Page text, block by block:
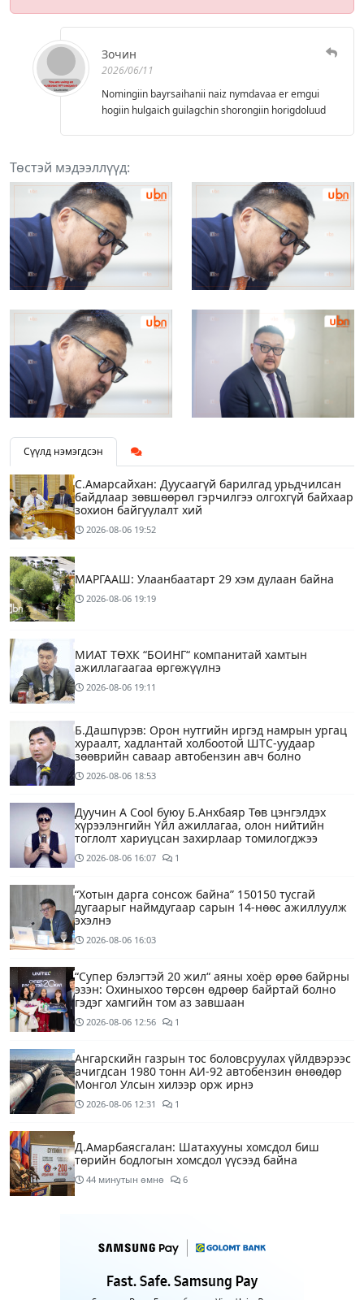
Зочин
2026/06/11
Nomingiin bayrsaihanii naiz nymdavaa er emgui
hogiin hulgaich guilagchin shorongiin horigdoluud
Төстэй мэдээллүүд:
Сүүлд нэмэгдсэн
С.Амарсайхан: Дуусаагүй барилгад урьдчилсан
байдлаар зөвшөөрөл гэрчилгээ олгохгүй байхаар
зохион байгуулалт хий
2026-08-06 19:52
МАРГААШ: Улаанбаатарт 29 хэм дулаан байна
2026-08-06 19:19
МИАТ ТӨХК “БОИНГ“ компанитай хамтын
ажиллагаагаа өргөжүүлнэ
2026-08-06 19:11
Б.Дашпүрэв: Орон нутгийн иргэд намрын ургац
хураалт, хадлантай холбоотой ШТС-уудаар
зөөврийн саваар автобензин авч болно
2026-08-06 18:53
Дуучин A Cool буюу Б.Анхбаяр Төв цэнгэлдэх
хүрээлэнгийн Үйл ажиллагаа, олон нийтийн
тоглолт хариуцсан захирлаар томилогджээ
2026-08-06 16:07 1
“Хотын дарга сонсож байна” 150150 тусгай
дугаарыг наймдугаар сарын 14-нөөс ажиллуулж
эхэлнэ
2026-08-06 16:03
“Супер бэлэгтэй 20 жил“ аяны хоёр өрөө байрны
эзэн: Охиныхоо төрсөн өдрөөр байртай болно
гэдэг хамгийн том аз завшаан
2026-08-06 12:56 1
Ангарскийн газрын тос боловсруулах үйлдвэрээс
ачигдсан 1980 тонн АИ-92 автобензин өнөөдөр
Монгол Улсын хилээр орж ирнэ
2026-08-06 12:31 1
Д.Амарбаясгалан: Шатахууны хомсдол биш
төрийн бодлогын хомсдол үүсээд байна
44 минутын өмнө 6
23:00 цагаас түр хааж, борооны ус зайлуулах
шугамын хөндлөн сэтэлгээ хийнэ